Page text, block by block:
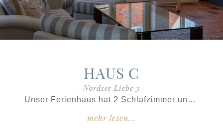
HAUS C
- Nordsee Liebe 3 -
Unser Ferienhaus hat 2 Schlafzimmer und 2 Bäder und erstreckt sich über 2 Etagen mit einer Wohnfläche von
mehr lesen...